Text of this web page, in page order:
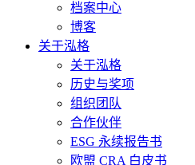
档案中心
博客
关于泓格
关于泓格
历史与奖项
组织团队
合作伙伴
ESG 永续报告书
欧盟 CRA 白皮书